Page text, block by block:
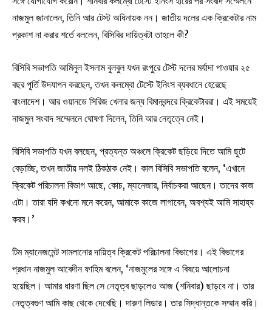
নাজমুল জানালেন, তিনি আর টেস্ট অধিনায়ক নন। জাতীয় দলের এক ক্রিকেটার নাম
প্রকাশ না করার শর্তে বললেন, বিসিবির দায়িত্বটা তাহলে কী?
বিসিবি সভাপতি আমিনুল ইসলাম বুলবুল যখন রংপুরে টেস্ট দলের মর্যাদা পাওয়ার ২৫
বছর পূর্তি উদযাপন করছেন, তখন কলম্বো টেস্টে ইনিংস ব্যবধানে হেরেছে
বাংলাদেশ। আর ওয়ানডে সিরিজ খেলার জন্য বিমানবন্দরে ক্রিকেটাররা। এই সময়েই
নাজমুল সংবাদ সম্মেলনে ঘোষণা দিলেন, তিনি আর নেতৃত্বে নেই।
বিসিবি সভাপতি যখন বলছেন, প্রত্যন্ত অঞ্চলে ক্রিকেট ছড়িয়ে দিতে আমি ছুটে
বেড়াচ্ছি, তখন জাতীয় দলই ঠিকঠাক নেই। কাল বিসিবি সভাপতি বলেন, ‘এখানে
ক্রিকেট পরিচালনা বিভাগ আছে, কোচ, ম্যানেজার, নির্বাচকরা আছেন। তাদের কাজ
এটা। তারা যদি কখনো মনে করেন, আমাকে কাজে লাগাবেন, অবশ্যই আমি সাহায্য
করব।’
টিম ম্যানেজমেন্ট সামলানোর দায়িত্ব ক্রিকেট পরিচালনা বিভাগের। এই বিভাগের
প্রধান নাজমুল আবেদীন ফাহিম বলেন, ‘নাজমুলের সঙ্গে এ বিষয়ে আলোচনা
হয়েছিল। আমার ধারণা ছিল সে নেতৃত্ব ছাড়লেও আজ (শনিবার) ছাড়বে না। তার
নেতৃত্বগুণ আমি কাছ থেকে দেখেছি। দারুণ লিডার। তার সিদ্ধান্তকে সম্মান করি।